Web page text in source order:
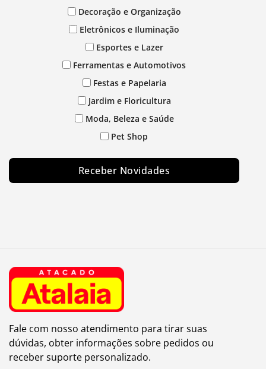
Decoração e Organização
Eletrônicos e Iluminação
Esportes e Lazer
Ferramentas e Automotivos
Festas e Papelaria
Jardim e Floricultura
Moda, Beleza e Saúde
Pet Shop
Receber Novidades
Fale com nosso atendimento para tirar suas
dúvidas, obter informações sobre pedidos ou
receber suporte personalizado.